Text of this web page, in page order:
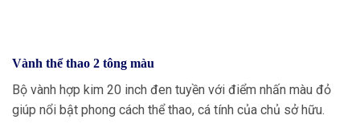
Vành thể thao 2 tông màu
Bộ vành hợp kim 20 inch đen tuyền với điểm nhấn màu đỏ
giúp nổi bật phong cách thể thao, cá tính của chủ sở hữu.